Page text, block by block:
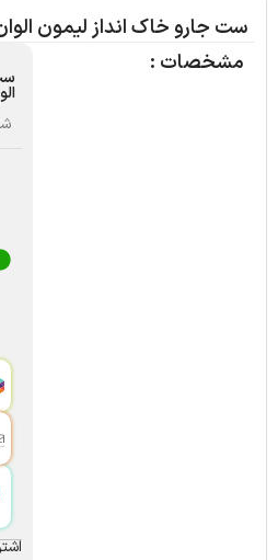
ست جارو خاک انداز لیمون
مشخصات :